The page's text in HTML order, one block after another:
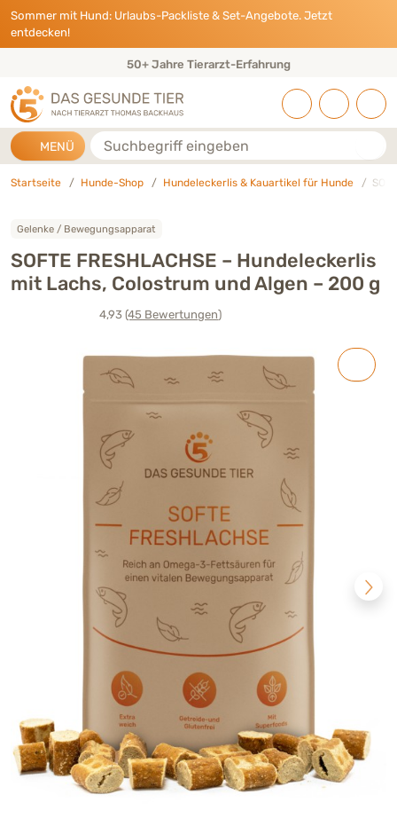
Direkt zu:
INHALT
HAUPTMENÜ
FOOTER
Sommer mit Hund: Urlaubs-Packliste & Set-Angebote. Jetzt
entdecken!
50+ Jahre Tierarzt-Erfahrung
MENÜ Suche
Startseite Hunde-Shop Hundeleckerlis & Kauartikel für Hunde
Gelenke / Bewegungsapparat
SOFTE FRESHLACHSE – Hundeleckerlis
mit Lachs, Colostrum und Algen – 200 g
4,93(45 Bewertungen)